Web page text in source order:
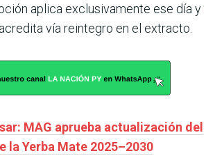
aplica exclusivamente ese día y
vía reintegro en el extracto.
MAG aprueba actualización del
la Yerba Mate 2025–2030